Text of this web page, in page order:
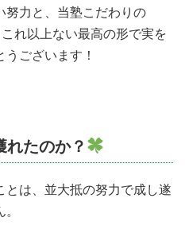
努力と、当塾こだわりの
れ以上ない最高の形で実を
ございます！
れたのか？
は、並大抵の努力で成し遂